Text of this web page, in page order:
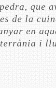
que
de la
en
i